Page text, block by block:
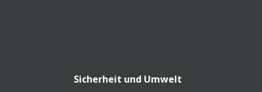
Sicherheit und Umwelt